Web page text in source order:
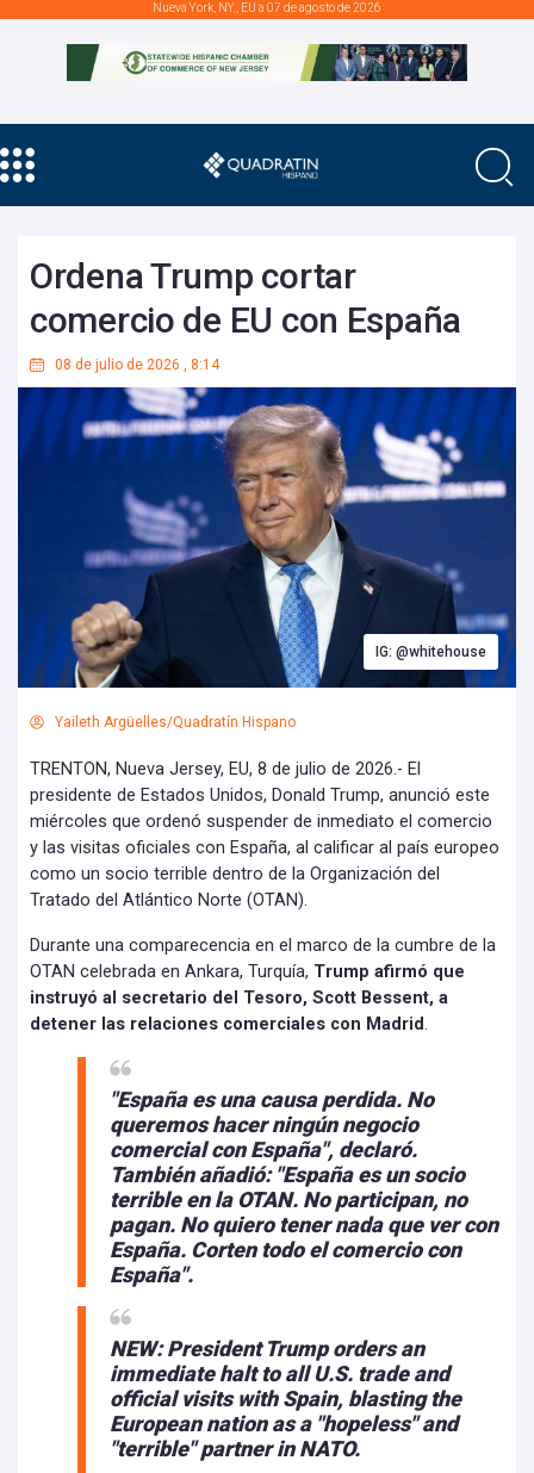
Nueva York, NY., EU a 07 de agosto de 2026
Ordena Trump cortar
comercio de EU con España
08 de julio de 2026 , 8:14
IG: @whitehouse
Yaileth Argüelles/Quadratín Hispano
TRENTON, Nueva Jersey, EU, 8 de julio de 2026.- El
presidente de Estados Unidos, Donald Trump, anunció este
miércoles que ordenó suspender de inmediato el comercio
y las visitas oficiales con España, al calificar al país europeo
como un socio terrible dentro de la Organización del
Tratado del Atlántico Norte (OTAN).
Durante una comparecencia en el marco de la cumbre de la
OTAN celebrada en Ankara, Turquía, Trump afirmó que
instruyó al secretario del Tesoro, Scott Bessent, a
detener las relaciones comerciales con Madrid.
"España es una causa perdida. No
queremos hacer ningún negocio
comercial con España", declaró.
También añadió: "España es un socio
terrible en la OTAN. No participan, no
pagan. No quiero tener nada que ver con
España. Corten todo el comercio con
España".
NEW: President Trump orders an
immediate halt to all U.S. trade and
official visits with Spain, blasting the
European nation as a "hopeless" and
"terrible" partner in NATO.